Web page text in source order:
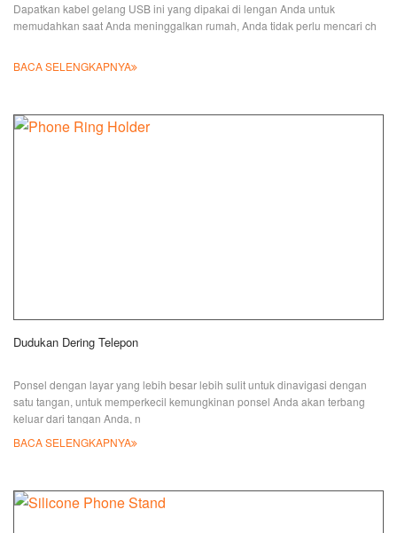
Dapatkan kabel gelang USB ini yang dipakai di lengan Anda untuk
memudahkan saat Anda meninggalkan rumah, Anda tidak perlu mencari ch
BACA SELENGKAPNYA
Dudukan Dering Telepon
Ponsel dengan layar yang lebih besar lebih sulit untuk dinavigasi dengan
satu tangan, untuk memperkecil kemungkinan ponsel Anda akan terbang
keluar dari tangan Anda, n
BACA SELENGKAPNYA